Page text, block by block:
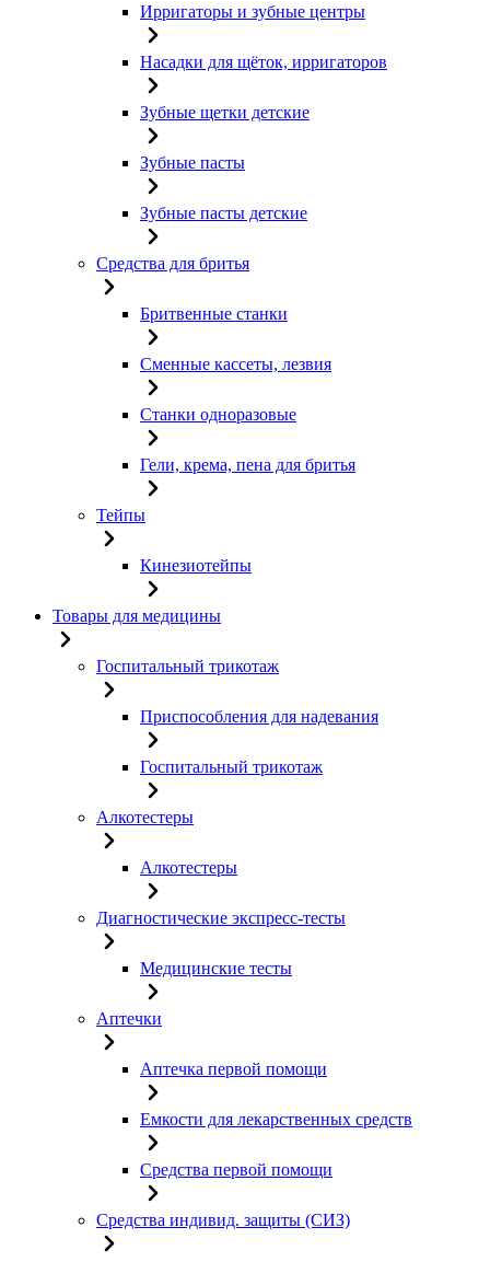
Ирригаторы и зубные центры
Насадки для щёток, ирригаторов
Зубные щетки детские
Зубные пасты
Зубные пасты детские
Средства для бритья
Бритвенные станки
Сменные кассеты, лезвия
Станки одноразовые
Гели, крема, пена для бритья
Тейпы
Кинезиотейпы
Товары для медицины
Госпитальный трикотаж
Приспособления для надевания
Госпитальный трикотаж
Алкотестеры
Алкотестеры
Диагностические экспресс-тесты
Медицинские тесты
Аптечки
Аптечка первой помощи
Емкости для лекарственных средств
Средства первой помощи
Средства индивид. защиты (СИЗ)